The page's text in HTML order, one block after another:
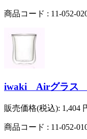
商品コード : 11-052-
iwaki Airグラス
販売価格(税込): 1,404
商品コード : 11-052-